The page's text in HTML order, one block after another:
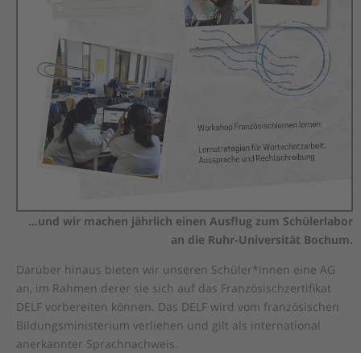
…und wir machen jährlich einen Ausflug zum Schülerlabor
an die Ruhr-Universität Bochum.
Darüber hinaus bieten wir unseren Schüler*innen eine AG
an, im Rahmen derer sie sich auf das Französischzertifikat
DELF vorbereiten können. Das DELF wird vom französischen
Bildungsministerium verliehen und gilt als international
anerkannter Sprachnachweis.